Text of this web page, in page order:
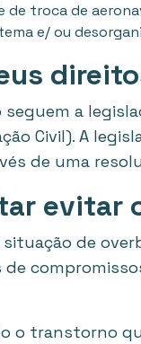
de troca de
e/ ou
a
Civil). A
de uma
evitar
de
o transtorno